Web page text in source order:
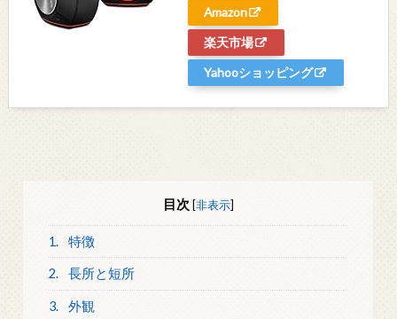
Amazon
楽天市場
Yahooショッピング
目次 [非表示]
1. 特徴
2. 長所と短所
3. 外観